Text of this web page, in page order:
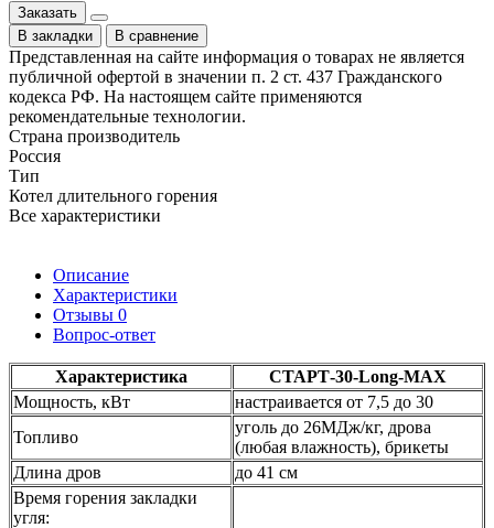
Заказать
В закладки
В сравнение
Представленная на сайте информация о товарах не является
публичной офертой в значении п. 2 ст. 437 Гражданского
кодекса РФ. На настоящем сайте применяются
рекомендательные технологии.
Страна производитель
Россия
Тип
Котел длительного горения
Все характеристики
Описание
Характеристики
Отзывы 0
Вопрос-ответ
Характеристика
СТАРТ-30-Long-MAX
Мощность, кВт
настраивается от 7,5 до 30
Топливо
уголь до 26МДж/кг, дрова
(любая влажность), брикеты
Длина дров
до 41 см
Время горения закладки
угля: